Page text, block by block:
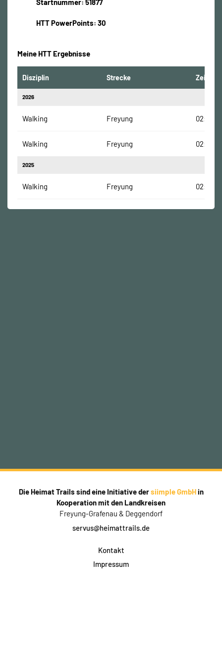
Startnummer: 51877
HTT PowerPoints: 30
Meine HTT Ergebnisse
Disziplin Strecke Zeit
2026
Walking Freyung
Walking Freyung
2025
Walking Freyung
Die Heimat Trails sind eine Initiative dersiimple GmbHin
Kooperation mit den Landkreisen
Freyung-Grafenau & Deggendorf
servus@heimattrails.de
Kontakt
Impressum